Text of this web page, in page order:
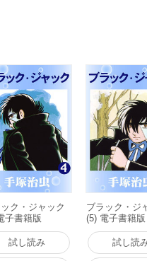
ク・ジャック
子書籍版
試し読み
ブラック・ジ
(5) 電子書籍版
試し読